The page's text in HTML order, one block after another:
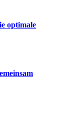
optimale